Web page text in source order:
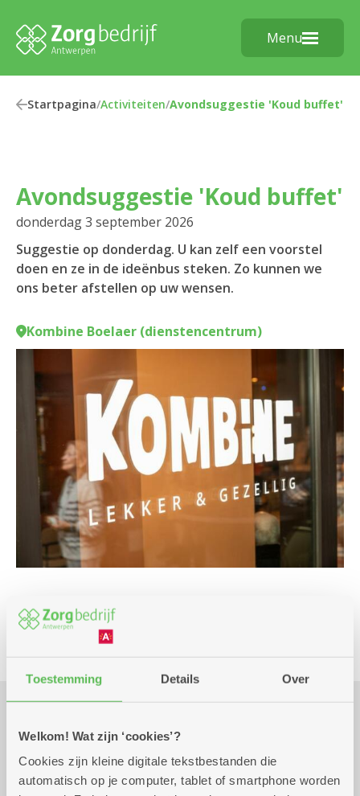
Toestemming Details Over
Welkom! Wat zijn ‘cookies’?
Cookies zijn kleine digitale tekstbestanden die
automatisch op je computer, tablet of smartphone worden
Menu
Startpagina/Activiteiten/Avondsuggestie 'Koud buffet'
Avondsuggestie 'Koud buffet'
donderdag 3 september 2026
Suggestie op donderdag. U kan zelf een voorstel
doen en ze in de ideënbus steken. Zo kunnen we
ons beter afstellen op uw wensen.
Kombine Boelaer (dienstencentrum)
Culinair
Praktisch
donderdag 3 september
17.30 uur tot 20.00